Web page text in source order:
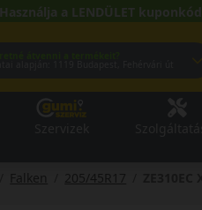
Használja a LENDÜLET
Falken 205/45R17